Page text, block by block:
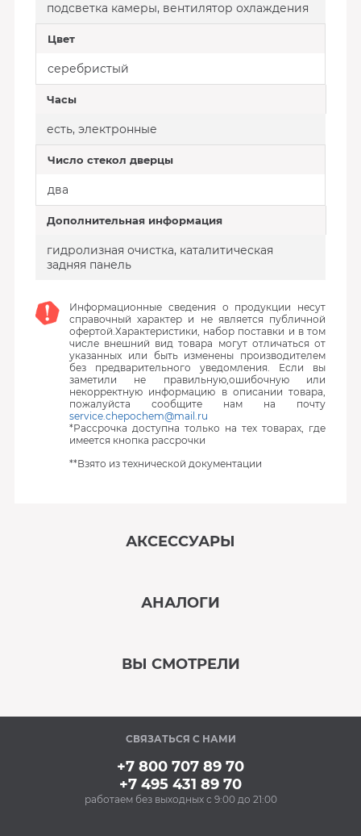
подсветка камеры, вентилятор охлаждения
Цвет
серебристый
Часы
есть, электронные
Число стекол дверцы
два
Дополнительная информация
гидролизная очистка, каталитическая
задняя панель
Информационные сведения о продукции несут
справочный характер и не является публичной
офертой.Характеристики, набор поставки и в том
числе внешний вид товара могут отличаться от
указанных или быть изменены производителем
без предварительного уведомления. Если вы
заметили не правильную,ошибочную или
некорректную информацию в описании товара,
пожалуйста сообщите нам на почту
service.chepochem@mail.ru
*Рассрочка доступна только на тех товарах, где
имеется кнопка рассрочки
**Взято из технической документации
АКСЕССУАРЫ
АНАЛОГИ
ВЫ СМОТРЕЛИ
В наличии
СВЯЗАТЬСЯ С НАМИ
+7 800 707 89 70
+7 495 431 89 70
работаем без выходных с 9:00 до 21:00